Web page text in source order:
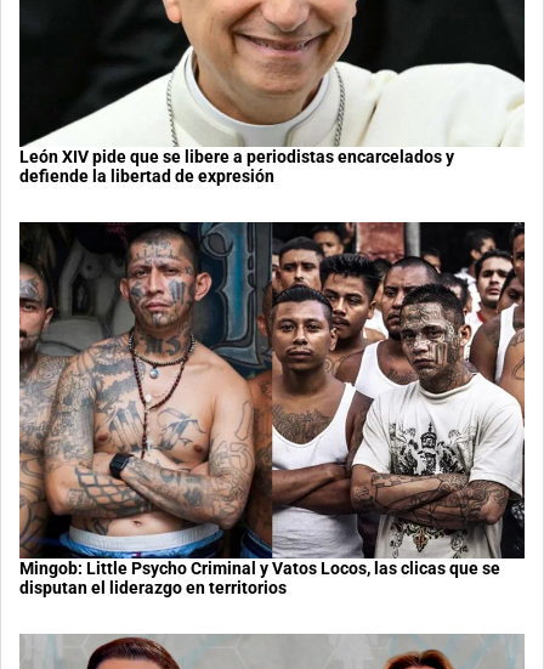
León XIV pide que se libere a periodistas encarcelados y
defiende la libertad de expresión
Mingob: Little Psycho Criminal y Vatos Locos, las clicas que se
disputan el liderazgo en territorios